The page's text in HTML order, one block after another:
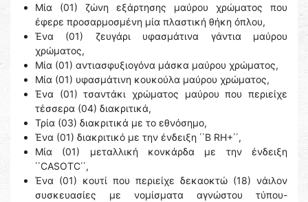
Μία (01) ζώνη εξάρτησης μαύρου χρώματος που
έφερε προσαρμοσμένη μία πλαστική θήκη όπλου,
Ένα (01) ζευγάρι υφασμάτινα γάντια μαύρου
χρώματος,
Μία (01) αντιασφυξιογόνα μάσκα μαύρου χρώματος,
Μία (01) υφασμάτινη κουκούλα μαύρου χρώματος,
Ένα (01) τσαντάκι χρώματος μαύρου που περιείχε
τέσσερα (04) διακριτικά,
Τρία (03) διακριτικά με το εθνόσημο,
Ένα (01) διακριτικό με την ένδειξη ΄΄B RH+΄΄,
Mία (01) μεταλλική κονκάρδα με την ένδειξη
΄΄CASOTC΄΄,
Ένα (01) κουτί που περιείχε δεκαοκτώ (18) νάιλον
συσκευασίες με νομίσματα αγνώστου τύπου-